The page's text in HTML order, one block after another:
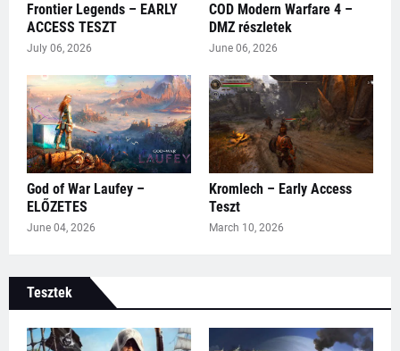
Frontier Legends – EARLY
ACCESS TESZT
July 06, 2026
COD Modern Warfare 4 –
DMZ részletek
June 06, 2026
God of War Laufey –
ELŐZETES
June 04, 2026
Kromlech – Early Access
Teszt
March 10, 2026
Tesztek